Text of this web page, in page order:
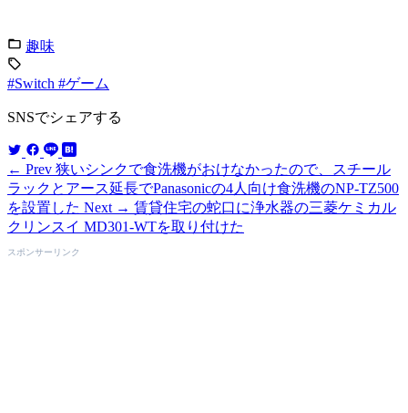
趣味
#Switch #ゲーム
SNSでシェアする
← Prev 狭いシンクで食洗機がおけなかったので、スチール
ラックとアース延長でPanasonicの4人向け食洗機のNP-TZ500
を設置した Next → 賃貸住宅の蛇口に浄水器の三菱ケミカル
クリンスイ MD301-WTを取り付けた
スポンサーリンク